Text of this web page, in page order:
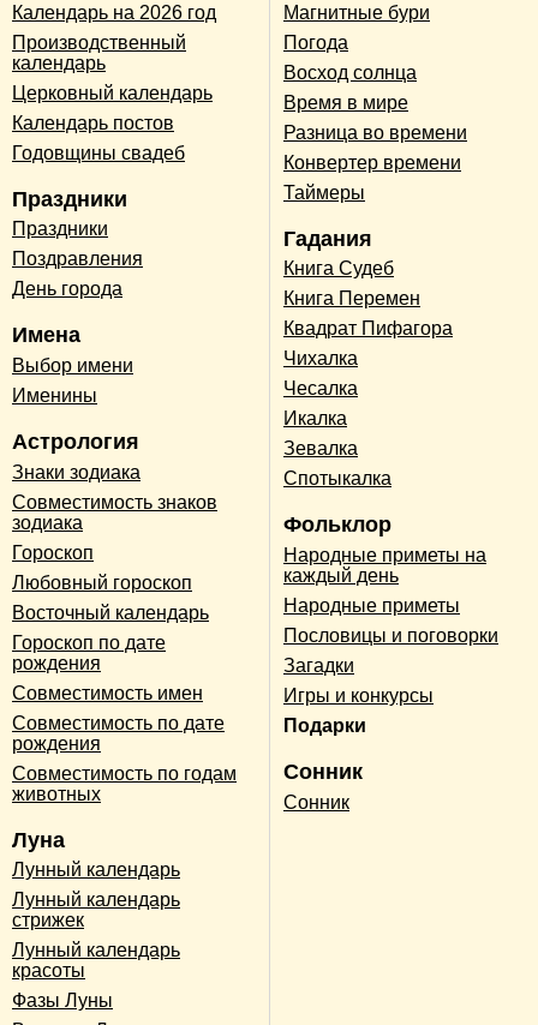
Календарь на 2026 год
Производственный
календарь
Церковный календарь
Календарь постов
Годовщины свадеб
Праздники
Праздники
Поздравления
День города
Имена
Выбор имени
Именины
Астрология
Знаки зодиака
Совместимость знаков
зодиака
Гороскоп
Любовный гороскоп
Восточный календарь
Гороскоп по дате
рождения
Совместимость имен
Совместимость по дате
рождения
Совместимость по годам
животных
Луна
Лунный календарь
Лунный календарь
стрижек
Лунный календарь
красоты
Фазы Луны
Магнитные бури
Погода
Восход солнца
Время в мире
Разница во времени
Конвертер времени
Таймеры
Гадания
Книга Судеб
Книга Перемен
Квадрат Пифагора
Чихалка
Чесалка
Икалка
Зевалка
Спотыкалка
Фольклор
Народные приметы на
каждый день
Народные приметы
Пословицы и поговорки
Загадки
Игры и конкурсы
Подарки
Сонник
Сонник